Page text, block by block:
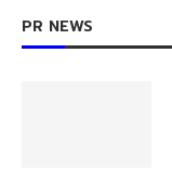
PR NEWS